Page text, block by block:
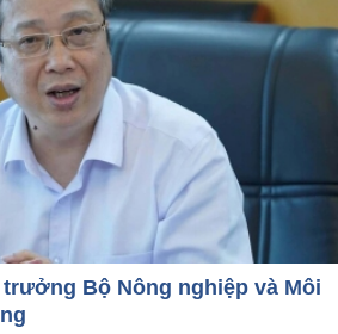
Bộ Nông nghiệp và Môi